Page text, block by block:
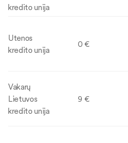
kredito unija
Utenos
kredito unija
0 €
Vakarų
Lietuvos
kredito unija
9 €